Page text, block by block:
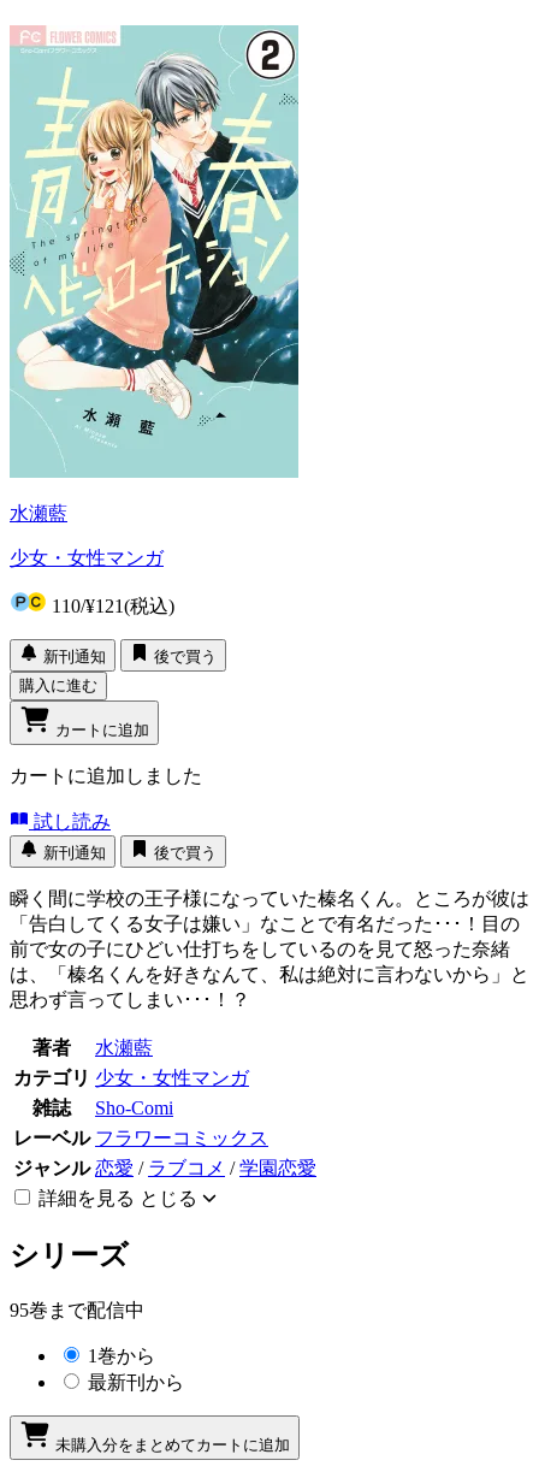
水瀬藍
少女・女性マンガ
110/¥121(税込)
新刊通知
後で買う
購入に進む
カートに追加
カートに追加しました
試し読み
新刊通知 後で買う
瞬く間に学校の王子様になっていた榛名くん。ところが彼は
「告白してくる女子は嫌い」なことで有名だった･･･！目の
前で女の子にひどい仕打ちをしているのを見て怒った奈緒
は、「榛名くんを好きなんて、私は絶対に言わないから」と
思わず言ってしまい･･･！？
著者
水瀬藍
カテゴリ 少女・女性マンガ
雑誌
Sho-Comi
レーベル フラワーコミックス
ジャンル 恋愛 / ラブコメ /学園恋愛
詳細を見る とじる
シリーズ
95巻まで配信中
1巻から
最新刊から
未購入分をまとめてカートに追加